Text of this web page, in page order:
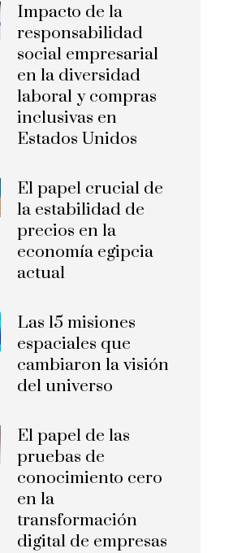
Impacto de la
responsabilidad
social empresarial
en la diversidad
laboral y compras
inclusivas en
Estados Unidos
El papel crucial de
la estabilidad de
precios en la
economía egipcia
actual
Las 15 misiones
espaciales que
cambiaron la visión
del universo
El papel de las
pruebas de
conocimiento cero
en la
transformación
digital de empresas